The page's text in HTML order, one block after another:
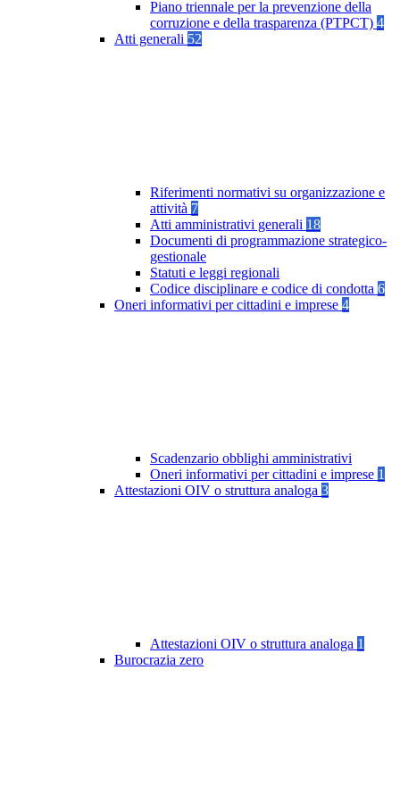
Piano triennale per la prevenzione della
corruzione e della trasparenza (PTPCT) 4
Atti generali 52
Riferimenti normativi su organizzazione e
attività 7
Atti amministrativi generali 18
Documenti di programmazione strategico-
gestionale
Statuti e leggi regionali
Codice disciplinare e codice di condotta 6
Oneri informativi per cittadini e imprese 4
Scadenzario obblighi amministrativi
Oneri informativi per cittadini e imprese 1
Attestazioni OIV o struttura analoga 3
Attestazioni OIV o struttura analoga 1
Burocrazia zero